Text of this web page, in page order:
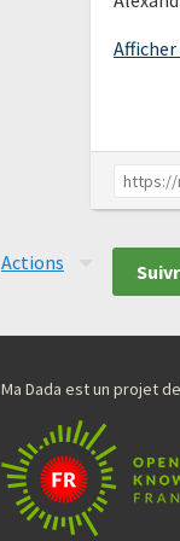
Actions
Ma Dada est un projet